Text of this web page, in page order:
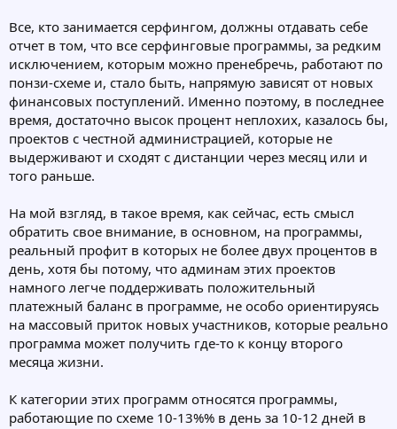
Все, кто занимается серфингом, должны отдавать себе
отчет в том, что все серфинговые программы, за редким
исключением, которым можно пренебречь, работают по
понзи-схеме и, стало быть, напрямую зависят от новых
финансовых поступлений. Именно поэтому, в последнее
время, достаточно высок процент неплохих, казалось бы,
проектов с честной администрацией, которые не
выдерживают и сходят с дистанции через месяц или и
того раньше.
На мой взгляд, в такое время, как сейчас, есть смысл
обратить свое внимание, в основном, на программы,
реальный профит в которых не более двух процентов в
день, хотя бы потому, что админам этих проектов
намного легче поддерживать положительный
платежный баланс в программе, не особо ориентируясь
на массовый приток новых участников, которые реально
программа может получить где-то к концу второго
месяца жизни.
К категории этих программ относятся программы,
работающие по схеме 10-13%% в день за 10-12 дней в